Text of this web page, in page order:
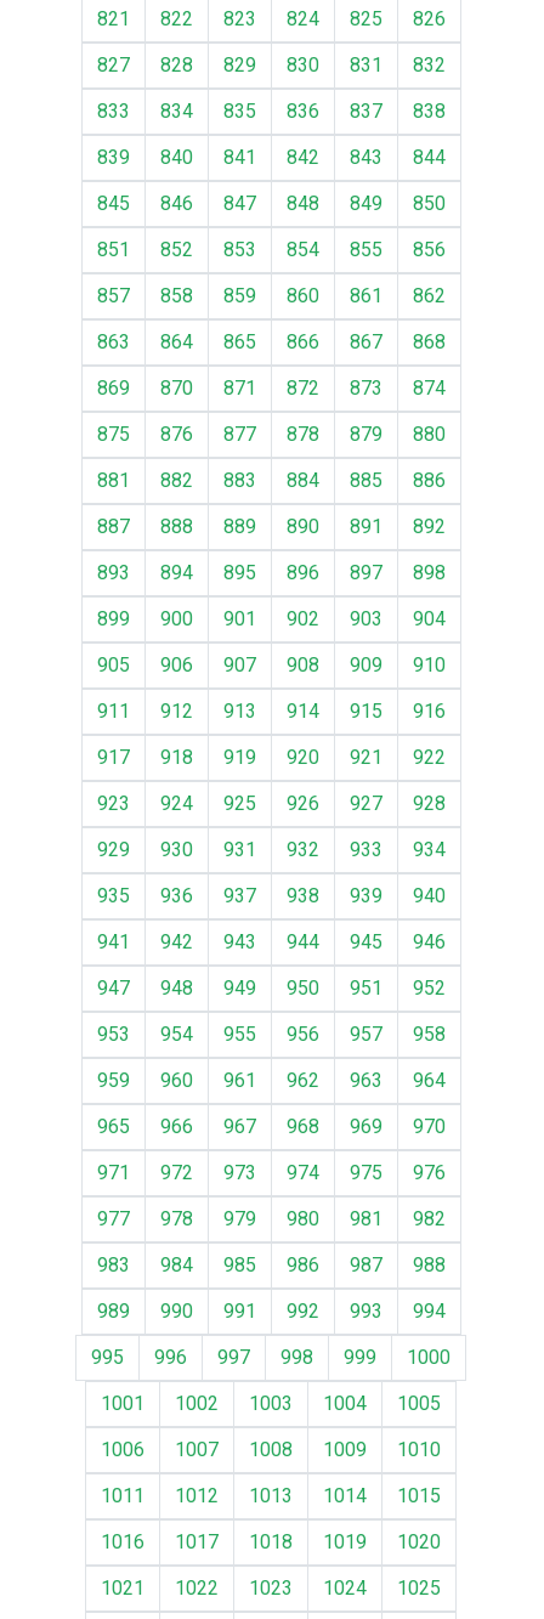
821
822 823 824 825
826
827
828 829 830 831
832
833
834 835 836 837
838
839
840 841 842 843
844
845
846 847 848 849
850
851
852 853 854 855
856
857
858 859 860 861
862
863
864 865 866 867
868
869
870 871 872 873
874
875
876 877 878 879
880
881
882 883 884 885
886
887
888 889 890 891
892
893
894 895 896 897
898
899
900 901 902 903
904
905
906 907 908 909
910
911
912 913 914 915
916
917
918 919 920 921
922
923
924 925 926 927
928
929
930 931 932 933
934
935
936 937 938 939
940
941
942 943 944 945
946
947
948 949 950 951
952
953
954 955 956 957
958
959
960 961 962 963
964
965
966 967 968 969
970
971
972 973 974 975
976
977
978 979 980 981
982
983
984 985 986 987
988
989
990 991 992 993
994
995
996 997 998 999
1000
1001
1002 1003 1004
1005
1006
1007 1008 1009
1010
1011
1012 1013 1014
1015
1016
1017 1018 1019
1020
1021
1022 1023 1024 1025